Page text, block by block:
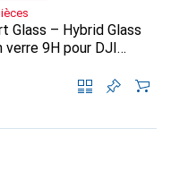
Glass – Hybrid Glass
9H pour DJI